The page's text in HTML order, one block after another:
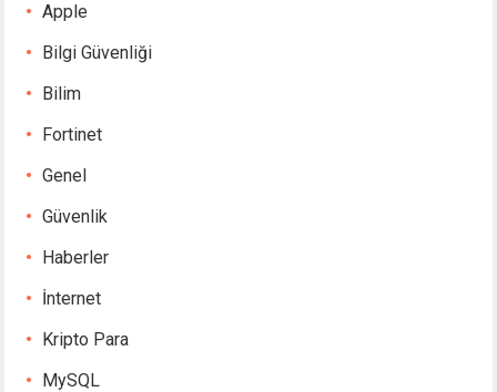
Apple
Bilgi Güvenliği
Bilim
Fortinet
Genel
Güvenlik
Haberler
İnternet
Kripto Para
MySQL